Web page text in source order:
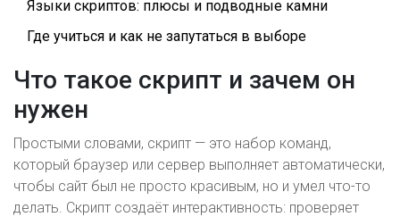
Языки скриптов: плюсы и подводные камни
Где учиться и как не запутаться в выборе
Что такое скрипт и зачем он
нужен
Простыми словами, скрипт — это набор команд,
который браузер или сервер выполняет автоматически,
чтобы сайт был не просто красивым, но и умел что-то
делать. Скрипт создаёт интерактивность: проверяет